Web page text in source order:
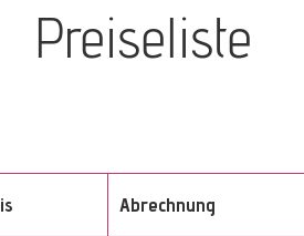
Preiseliste
Abrechnung